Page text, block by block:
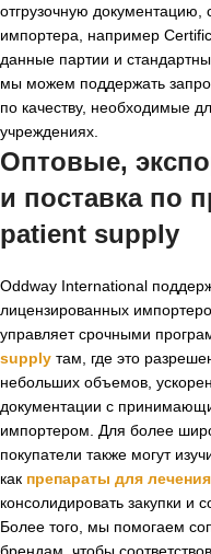
отгрузочную документацию,
импортера, например
данные партии и
мы можем поддержать
по качеству, необходимые
учреждениях.
Оптовые,
и поставка по
patient supply
Oddway International
лицензированных
управляет срочными
supply там, где это
небольших объемов,
документации с
импортером. Для более
покупатели также могут
как препараты для
консолидировать закупки и
Более того, мы помогаем
брендам, чтобы